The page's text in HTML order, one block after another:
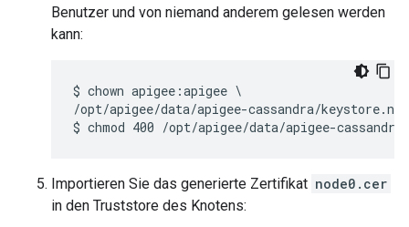
Benutzer und von niemand anderem gelesen werden
kann:
$ chown apigee:apigee \
/opt/apigee/data/apigee-cassandra/
$ chmod 400 /opt/apigee/data/apigee-
Importieren Sie das generierte Zertifikat node0.cer
in den Truststore des Knotens: